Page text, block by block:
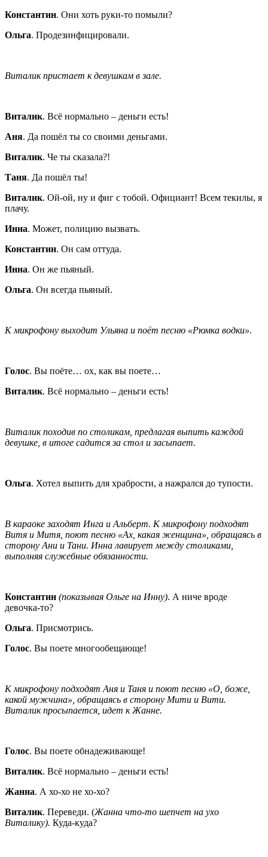
Константин. Они хоть руки-то помыли?
Ольга. Продезинфицировали.
Виталик пристает к девушкам в зале.
Виталик. Всё нормально – деньги есть!
Аня. Да пошёл ты со своими деньгами.
Виталик. Че ты сказала?!
Таня. Да пошёл ты!
Виталик. Ой-ой, ну и фиг с тобой. Официант! Всем текилы, я
плачу.
Инна. Может, полицию вызвать.
Константин. Он сам оттуда.
Инна. Он же пьяный.
Ольга. Он всегда пьяный.
К микрофону выходит Ульяна и поёт песню «Рюмка водки».
Голос. Вы поёте… ох, как вы поете…
Виталик. Всё нормально – деньги есть!
Виталик походив по столикам, предлагая выпить каждой
девушке, в итоге садится за стол и засыпает.
Ольга. Хотел выпить для храбрости, а нажрался до тупости.
В караоке заходят Инга и Альберт. К микрофону подходят
Витя и Митя, поют песню «Ах, какая женщина», обращаясь в
сторону Ани и Тани. Инна лавирует между столиками,
выполняя служебные обязанности.
Константин (показывая Ольге на Инну). А ниче вроде
девочка-то?
Ольга. Присмотрись.
Голос. Вы поете многообещающе!
К микрофону подходят Аня и Таня и поют песню «О, боже,
какой мужчина», обращаясь в сторону Мити и Вити.
Виталик просыпается, идет к Жанне.
Голос. Вы поете обнадеживающе!
Виталик. Всё нормально – деньги есть!
Жанна. А хо-хо не хо-хо?
Виталик. Переведи. (Жанна что-то шепчет на ухо
Виталику). Куда-куда?